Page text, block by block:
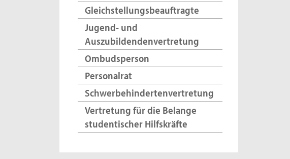
Gleichstellungsbeauftragte
Jugend- und
Auszubildendenvertretung
Ombudsperson
Personalrat
Schwerbehindertenvertretung
Vertretung für die Belange
studentischer Hilfskräfte